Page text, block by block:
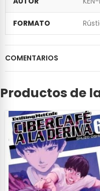
FORMATO
COMENTARIOS
Productos de